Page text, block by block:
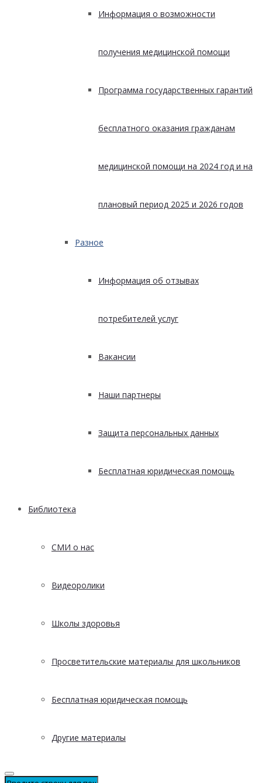
Информация о возможности
получения медицинской помощи
Программа государственных гарантий
бесплатного оказания гражданам
медицинской помощи на 2024 год и на
плановый период 2025 и 2026 годов
Разное
Информация об отзывах
потребителей услуг
Вакансии
Наши партнеры
Защита персональных данных
Бесплатная юридическая помощь
Библиотека
СМИ о нас
Видеоролики
Школы здоровья
Просветительские материалы для школьников
Бесплатная юридическая помощь
Другие материалы